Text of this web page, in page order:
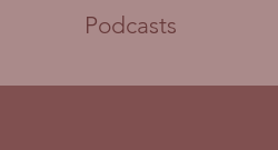
Podcasts